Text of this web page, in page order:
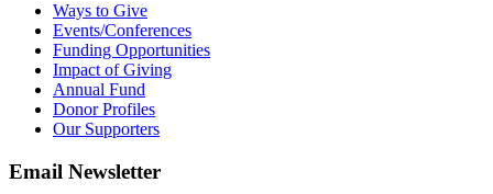
Ways to Give
Events/Conferences
Funding Opportunities
Impact of Giving
Annual Fund
Donor Profiles
Our Supporters
Email Newsletter